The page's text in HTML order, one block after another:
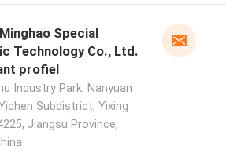
Special
Technology Co., Ltd.
profiel
Industry Park, Nanyuan
Subdistrict, Yixing
Jiangsu Province,